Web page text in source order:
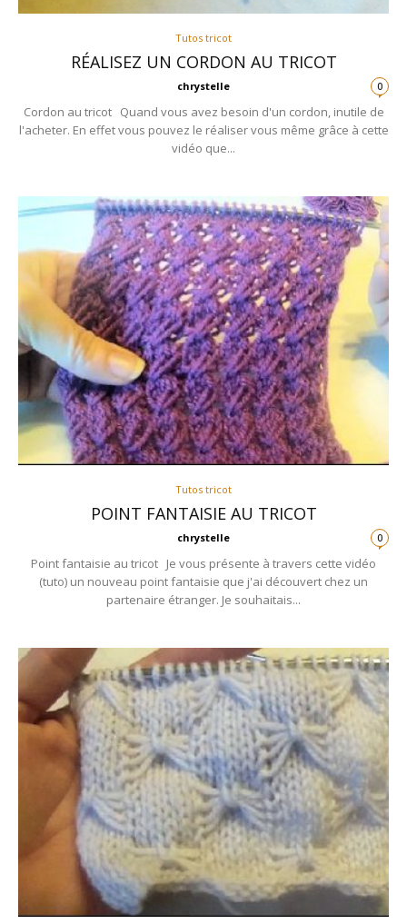
Tutos tricot
RÉALISEZ UN CORDON AU TRICOT
chrystelle 0
Cordon au tricot Quand vous avez besoin d'un cordon, inutile de
l'acheter. En effet vous pouvez le réaliser vous même grâce à cette
vidéo que...
Tutos tricot
POINT FANTAISIE AU TRICOT
chrystelle 0
Point fantaisie au tricot Je vous présente à travers cette vidéo
(tuto) un nouveau point fantaisie que j'ai découvert chez un
partenaire étranger. Je souhaitais...